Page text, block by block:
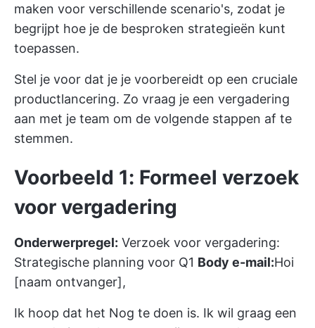
maken voor verschillende scenario's, zodat je
begrijpt hoe je de besproken strategieën kunt
toepassen.
Stel je voor dat je je voorbereidt op een cruciale
productlancering. Zo vraag je een vergadering
aan met je team om de volgende stappen af te
stemmen.
Voorbeeld 1: Formeel verzoek
voor vergadering
Onderwerpregel: Verzoek voor vergadering:
Strategische planning voor Q1 Body e-mail:Hoi
[naam ontvanger],
Ik hoop dat het Nog te doen is. Ik wil graag een